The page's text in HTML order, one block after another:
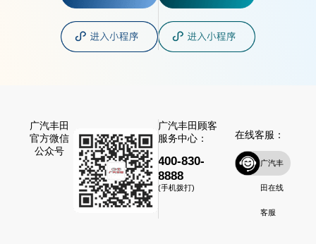
广汽丰田
官方微信
公众号
广汽丰田顾客
服务中心：
400-830-
8888
(手机拨打)
在线客服：
广汽丰
田在线
客服